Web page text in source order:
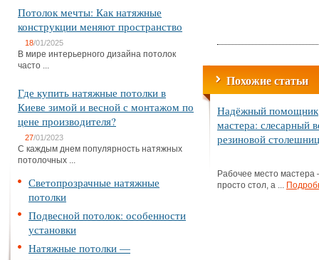
Потолок мечты: Как натяжные
конструкции меняют пространство
18/01/2025
В мире интерьерного дизайна потолок
часто ...
Где купить натяжные потолки в
Киеве зимой и весной с монтажом по
цене производителя?
27/01/2023
С каждым днем популярность натяжных
потолочных ...
Светопрозрачные натяжные
потолки
Подвесной потолок: особенности
установки
Натяжные потолки —
Похожие статьи
Надёжный помощник
мастера: слесарный
резиновой
Рабочее место мастера
просто стол, а ...